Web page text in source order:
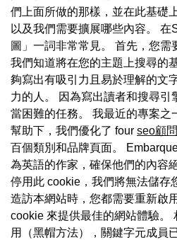
們上面所做的那樣，並在此基礎
以及我們需要擴展哪些內容。 在
圖」一詞非常常見。 首先，您需
我們知道將在您的主題上搜尋的
夠寫出有吸引力且易於理解的文
力的人。 因為寫出讀者和搜尋引
當困難的任務。 我最近的專案之
幫助下，我們優化了 four seo顧問
百個類別和品牌頁面。
為英語的作家，確保他們的內容
停用此 cookie，我們將無法儲存
造訪本網站時，您都需要重新啟
cookie 來提供最佳的網站體驗。
用（黑帽方法），關鍵字元成員